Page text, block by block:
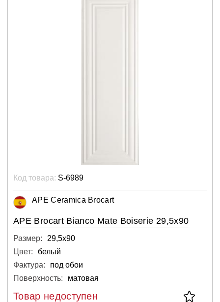
Код товара: S-6989
APE Ceramica Brocart
APE Brocart Bianco Mate Boiserie 29,5x90
Размер:
29,5х90
Цвет:
белый
Фактура:
под обои
Поверхность:
матовая
Товар недоступен